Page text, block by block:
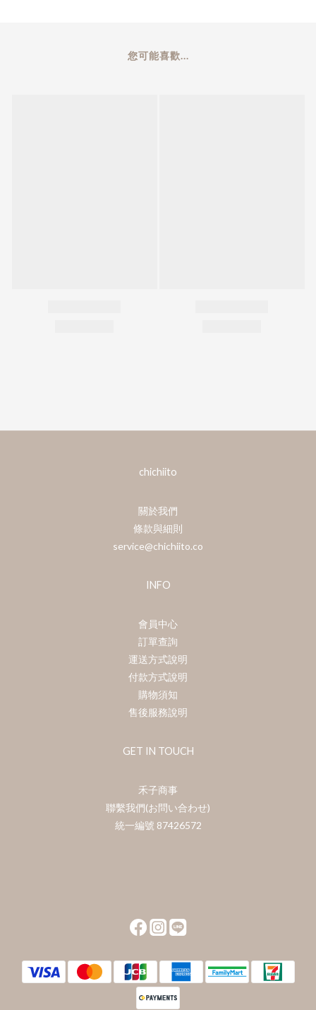
您可能喜歡...
chichiito
關於我們
條款與細則
service@chichiito.co
INFO
會員中心
訂單查詢
運送方式說明
付款方式說明
購物須知
售後服務說明
GET IN TOUCH
禾子商事
聯繫我們(お問い合わせ)
統一編號 87426572